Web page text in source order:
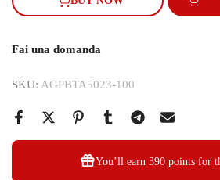
Fai una domanda
SKU: AGPBTA5023-100
You’ll earn 390 pointsfor